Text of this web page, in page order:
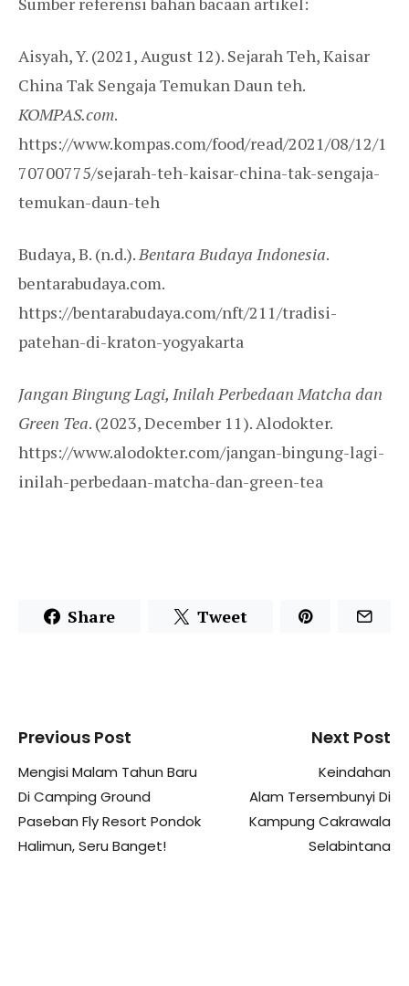
Aisyah, Y. (2021, August 12). Sejarah Teh, Kaisar
China Tak Sengaja Temukan Daun teh.
KOMPAS.com.
https://www.kompas.com/food/read/2021/08/12/1
70700775/sejarah-teh-kaisar-china-tak-sengaja-
temukan-daun-teh
Budaya, B. (n.d.).Bentara Budaya Indonesia.
bentarabudaya.com.
https://bentarabudaya.com/nft/211/tradisi-
patehan-di-kraton-yogyakarta
Jangan Bingung Lagi, Inilah Perbedaan Matcha dan
Green Tea. (2023, December 11). Alodokter.
https://www.alodokter.com/jangan-bingung-lagi-
inilah-perbedaan-matcha-dan-green-tea
Share Tweet
Previous Post
Mengisi Malam Tahun Baru
Di Camping Ground
Paseban Fly Resort Pondok
Halimun, Seru Banget!
Next Post
Keindahan
Alam Tersembunyi Di
Kampung Cakrawala
Selabintana